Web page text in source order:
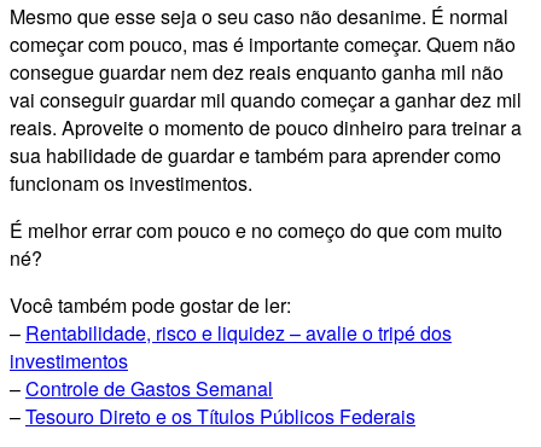
Mesmo que esse seja o seu caso não desanime. É normal
começar com pouco, mas é importante começar. Quem não
consegue guardar nem dez reais enquanto ganha mil não
vai conseguir guardar mil quando começar a ganhar dez mil
reais. Aproveite o momento de pouco dinheiro para treinar a
sua habilidade de guardar e também para aprender como
funcionam os investimentos.
É melhor errar com pouco e no começo do que com muito
né?
Você também pode gostar de ler:
– Rentabilidade, risco e liquidez – avalie o tripé dos
investimentos
–Controle de Gastos Semanal
–Tesouro Direto e os Títulos Públicos Federais